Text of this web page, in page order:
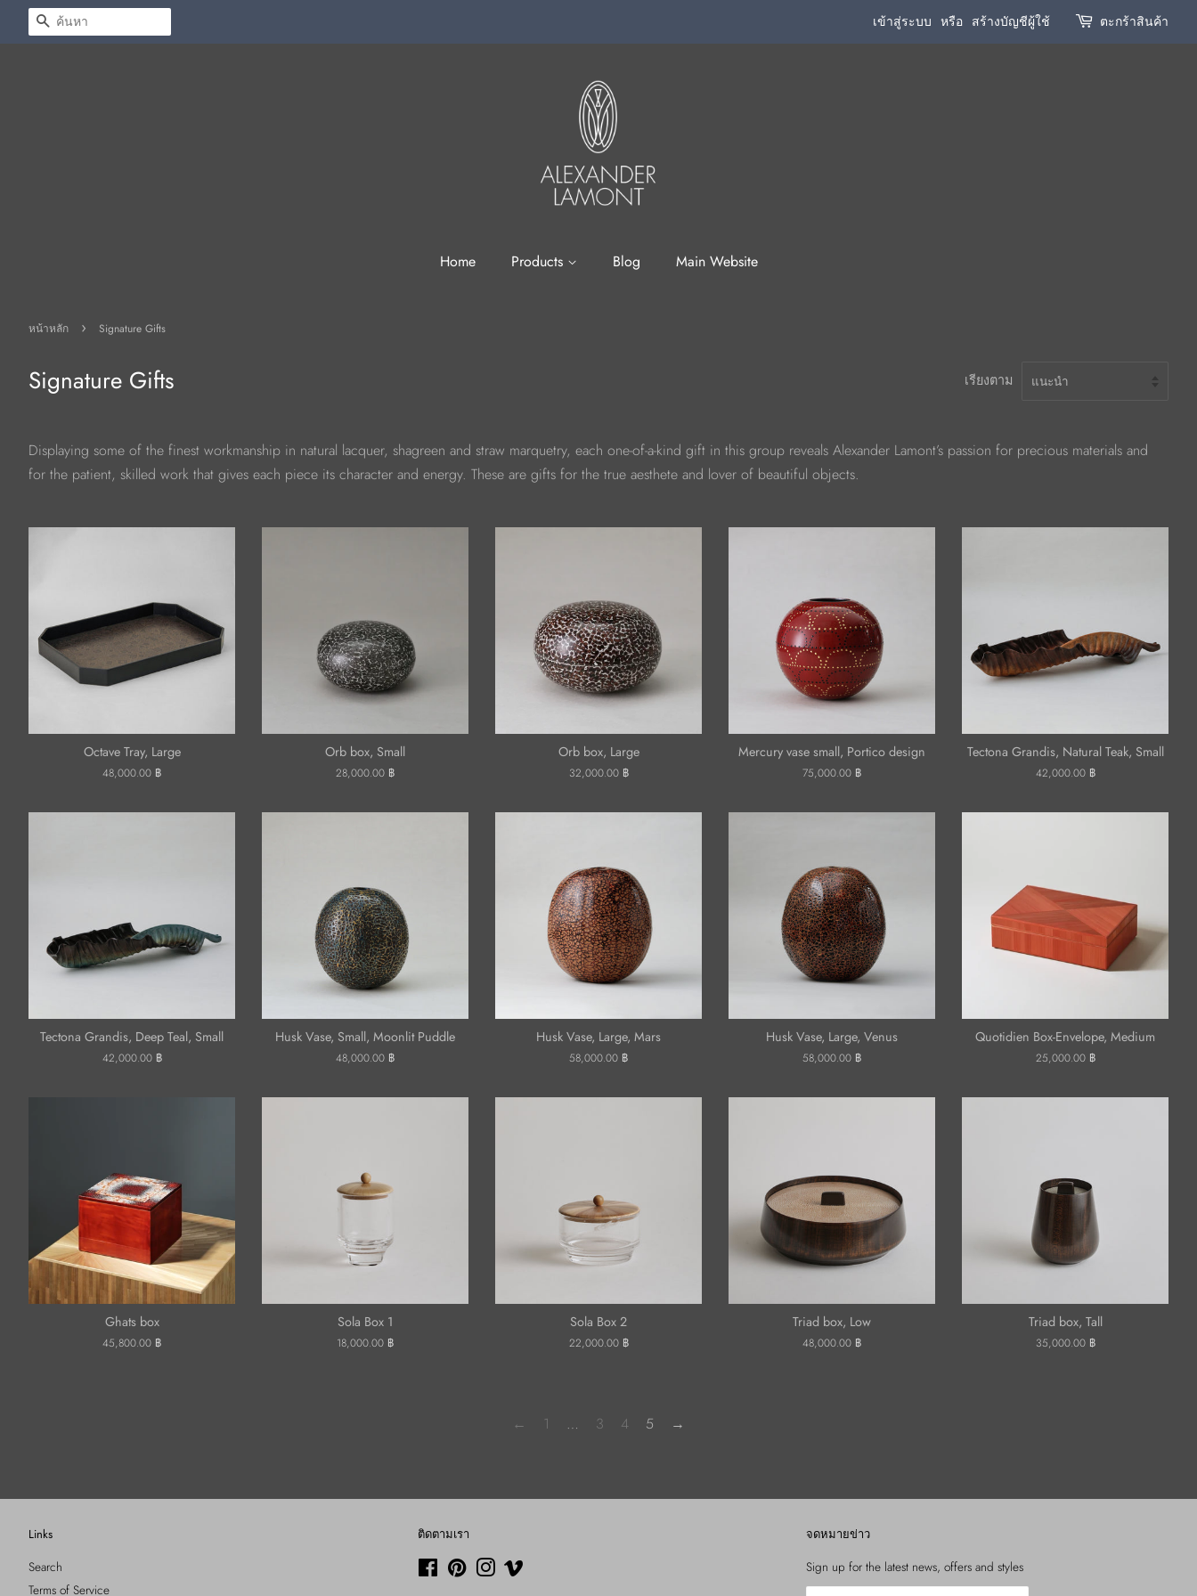
ค้นหา เข้าสู่ระบบ หรือ สร้างบัญชีผู้ใช้ ตะกร้าสินค้า
Home Products Blog Main Website
หน้าหลัก › Signature Gifts
Signature Gifts เรียงตาม
Displaying some of the finest workmanship in natural lacquer, shagreen and straw marquetry, each one-of-a-kind gift in this group reveals Alexander Lamont’s passion for precious materials and
for the patient, skilled work that gives each piece its character and energy. These are gifts for the true aesthete and lover of beautiful objects.
Octave Tray, Large
ราคา
48,000.00 ฿
Orb box, Small
ราคา
28,000.00 ฿
Orb box, Large
ราคา
32,000.00 ฿
Mercury vase small, Portico design
ราคา
75,000.00 ฿
Tectona Grandis, Natural Teak, Small
ราคา
42,000.00 ฿
Tectona Grandis, Deep Teal, Small
ราคา
42,000.00 ฿
Husk Vase, Small, Moonlit Puddle
ราคา
48,000.00 ฿
Husk Vase, Large, Mars
ราคา
58,000.00 ฿
Husk Vase, Large, Venus
ราคา
58,000.00 ฿
Quotidien Box-Envelope, Medium
ราคา
25,000.00 ฿
Ghats box
ราคา
45,800.00 ฿
Sola Box 1
ราคา
18,000.00 ฿
Sola Box 2
ราคา
22,000.00 ฿
Triad box, Low
ราคา
48,000.00 ฿
Triad box, Tall
ราคา
35,000.00 ฿
← 1 … 3 4 5 →
Links
Search
Terms of Service
ติดตามเรา
FacebookPinterestInstagram
จดหมายข่าว
Sign up for the latest news, offers and styles